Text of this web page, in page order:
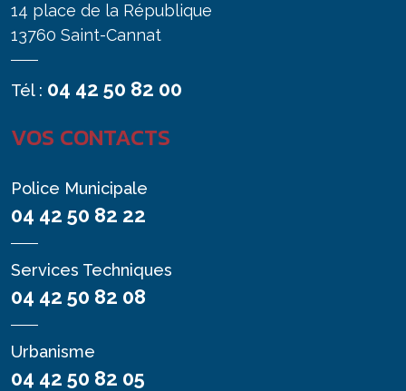
14 place de la République
13760 Saint-Cannat
Tél : 04 42 50 82 00
VOS CONTACTS
Police Municipale
04 42 50 82 22
Services Techniques
04 42 50 82 08
Urbanisme
04 42 50 82 05